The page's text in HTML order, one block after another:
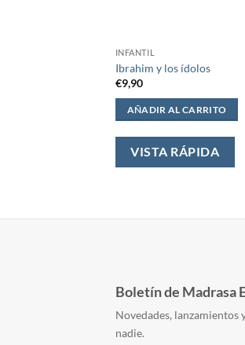
INFANTIL
Ibrahim y los ídolos
€9,90
AÑADIR AL CARRITO
VISTA RÁPIDA
Boletín de Madrasa
Novedades, lanzamientos
nadie.